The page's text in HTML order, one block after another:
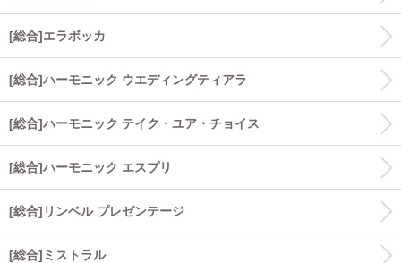
[総合]エラボッカ
[総合]ハーモニック ウエディングティアラ
[総合]ハーモニック テイク・ユア・チョイス
[総合]ハーモニック エスプリ
[総合]リンベル プレゼンテージ
[総合]ミストラル